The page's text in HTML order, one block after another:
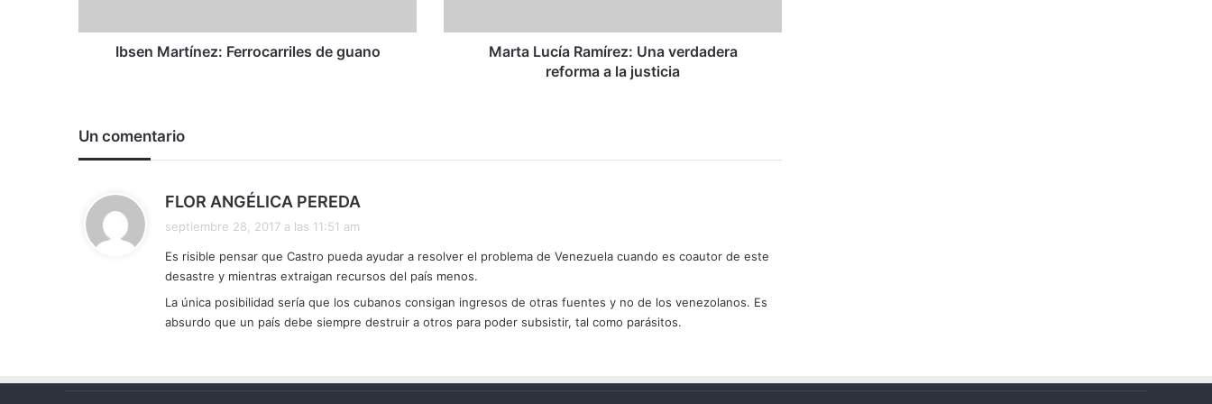
Ibsen Martínez: Ferrocarriles de guano
justicia
Marta Lucía Ramírez: Una verdadera
reforma a la justicia
Un comentario
FLOR ANGÉLICA PEREDA
e
:
septiembre 28, 2017 a las 11:51 am
Es risible pensar que Castro pueda ayudar a resolver el problema de Venezuela cuando es coautor de este
desastre y mientras extraigan recursos del país menos.
La única posibilidad sería que los cubanos consigan ingresos de otras fuentes y no de los venezolanos. Es
absurdo que un país debe siempre destruir a otros para poder subsistir, tal como parásitos.